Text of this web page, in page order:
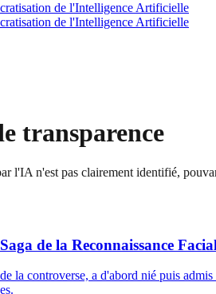
de l'Intelligence Artificielle
de l'Intelligence Artificielle
transparence
l'IA n'est pas clairement identifié,
de la Reconnaissance
la controverse, a d'abord nié puis